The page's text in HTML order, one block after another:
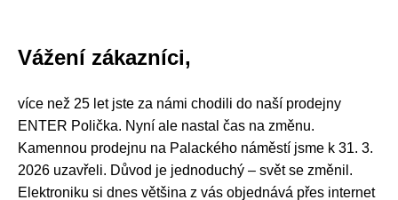
Vážení zákazníci,
více než 25 let jste za námi chodili do naší prodejny
ENTER Polička. Nyní ale nastal čas na změnu.
Kamennou prodejnu na Palackého náměstí jsme k 31. 3.
2026 uzavřeli. Důvod je jednoduchý – svět se změnil.
Elektroniku si dnes většina z vás objednává přes internet